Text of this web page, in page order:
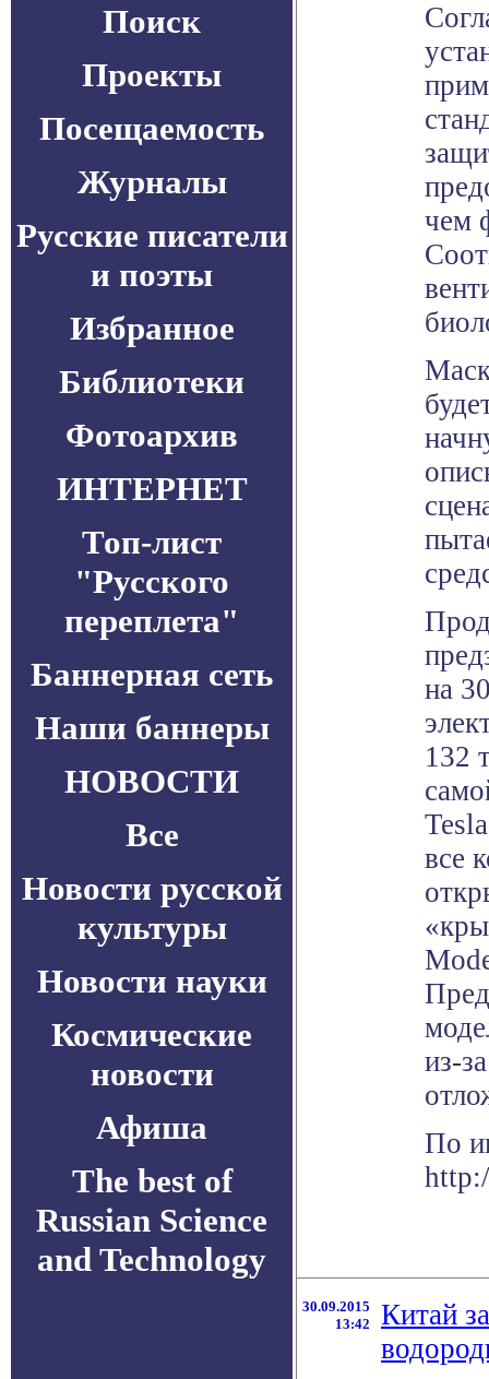
Поиск
Проекты
Посещаемость
Журналы
Русские писатели
и поэты
Избранное
Библиотеки
Фотоархив
ИНТЕРНЕТ
Топ-лист
"Русского
переплета"
Баннерная сеть
Наши баннеры
НОВОСТИ
Все
Новости русской
культуры
Новости науки
Космические
новости
Афиша
The best of
Russian Science
and Technology
чем
на
132
все
из-
По
30.09.2015
13:42
Китай